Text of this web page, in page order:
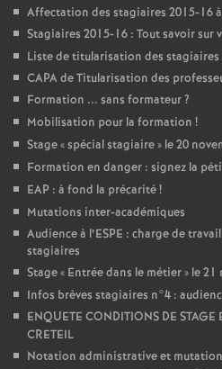
Affectation des stagiaires 2015-16
Stagiaires 2015-16 : Tout savoir sur
Liste de titularisation des stagiaires
CAPAde Titularisation des
Formation ... sans formateur?
Mobilisation pour la formation !
Stage «spécial stagiaire» le 20
Formation en danger : signez la
EAP : à fond la précarité!
Mutations inter-académiques
Audience à l’ESPE : charge de
stagiaires
Stage « Entrée dans le métier» le 21
Infos brèves stagiaires n°4 :
ENQUETE CONDITIONS DE STAGE
CRETEIL
Notation administrative et